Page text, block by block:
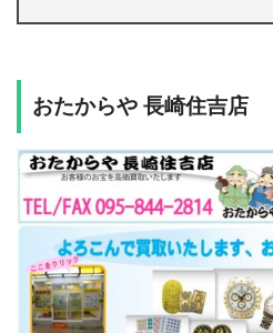
おたからや 長崎住吉店